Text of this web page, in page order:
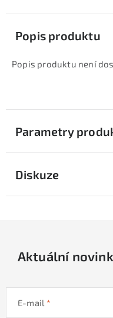
Popis produktu
Popis produktu není
Parametry
Diskuze
Aktuální
E-mail